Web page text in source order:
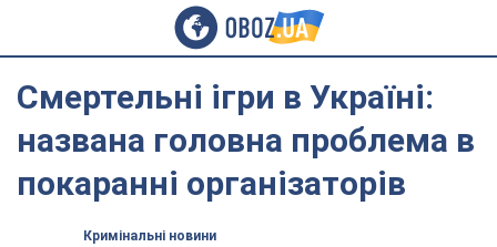
Смертельні ігри в Україні:
названа головна проблема в
покаранні організаторів
Кримінальні новини